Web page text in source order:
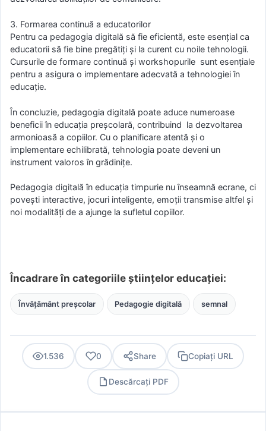
3. Formarea continuă a educatorilor
Pentru ca pedagogia digitală să fie eficientă, este esențial ca
educatorii să fie bine pregătiți și la curent cu noile tehnologii.
Cursurile de formare continuă și workshopurile sunt esențiale
pentru a asigura o implementare adecvată a tehnologiei în
educație.
În concluzie, pedagogia digitală poate aduce numeroase
beneficii în educația preșcolară, contribuind la dezvoltarea
armonioasă a copiilor. Cu o planificare atentă și o
implementare echilibrată, tehnologia poate deveni un
instrument valoros în grădinițe.
Pedagogia digitală în educația timpurie nu înseamnă ecrane, ci
povești interactive, jocuri inteligente, emoții transmise altfel și
noi modalități de a ajunge la sufletul copiilor.
Încadrare în categoriile științelor educației:
Învățământ preșcolar Pedagogie digitală semnal
1.536 0 Share Copiați URL
Descărcați PDF